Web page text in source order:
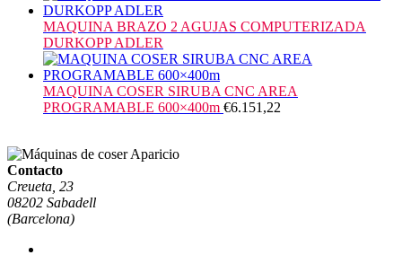
MAQUINA BRAZO 2 AGUJAS COMPUTERIZADA
DURKOPP ADLER
MAQUINA COSER SIRUBA CNC AREA
PROGRAMABLE 600×400m €6.151,22
Contacto
Creueta, 23
08202 Sabadell
(Barcelona)